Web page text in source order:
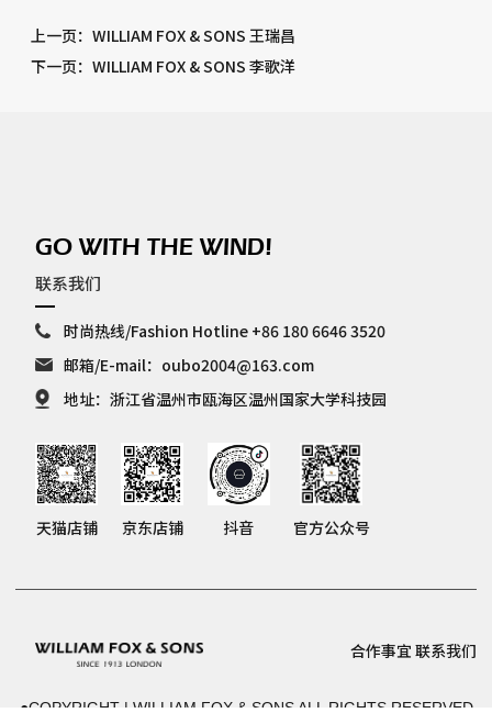
上一页：WILLIAM FOX & SONS 王瑞昌
下一页：WILLIAM FOX & SONS 李歌洋
GO WITH THE WIND!
联系我们
时尚热线/Fashion Hotline +86 180 6646 3520
邮箱/E-mail：oubo2004@163.com
地址：浙江省温州市瓯海区温州国家大学科技园
天猫店铺 京东店铺 抖音 官方公众号
合作事宜 联系我们
●COPYRIGHT | WILLIAM FOX & SONS ALL RIGHTS RESERVED